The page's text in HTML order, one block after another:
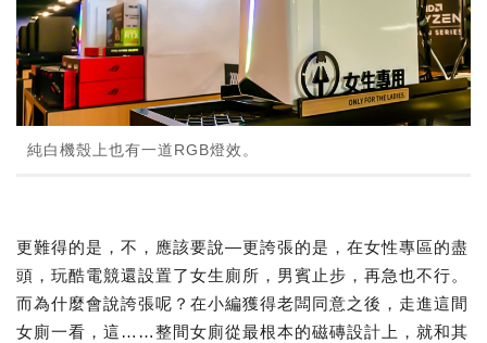
純白機殼上也有一道RGB燈效。
更難得的是，不，應該要說—更誇張的是，在女性專區的盡
頭，玩酷電競還設置了女生廁所，男賓止步，再急也不行。
而為什麼會說誇張呢？在小編獲得老闆同意之後，走進這間
女廁一看，這……整間女廁從最根本的磁磚設計上，就和其